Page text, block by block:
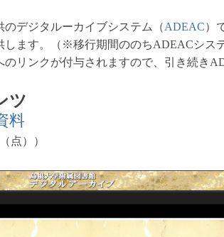
デジタルーカイブシステム（ADEAC）
します。（※移行期間ののちADEACシス
リンクが付与されますので、引き続き
ツ
料
点））